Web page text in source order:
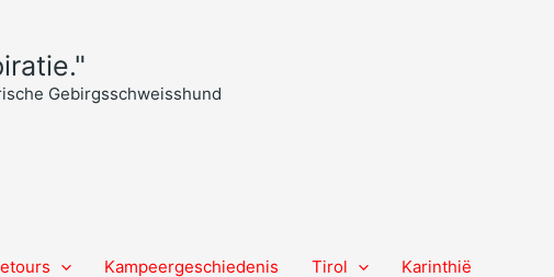
Gebirgsschweisshund
Kampeergeschiedenis Tirol Karinthië